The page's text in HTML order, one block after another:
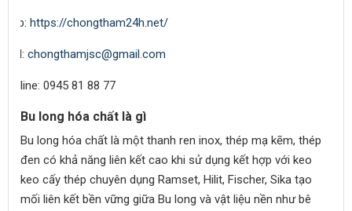
Web: https://chongtham24h.net/
Mail: chongthamjsc@gmail.com
Hotline: 0945 81 88 77
Bu long hóa chất là gì
Bu long hóa chất là một thanh ren inox, thép mạ kẽm, thép
đen có khả năng liên kết cao khi sử dụng kết hợp với keo
keo cấy thép chuyên dụng Ramset, Hilit, Fischer, Sika tạo
mối liên kết bền vững giữa Bu long và vật liệu nền như bê